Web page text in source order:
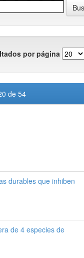
por página
de 54
durables que inhiben
de 4 especies de